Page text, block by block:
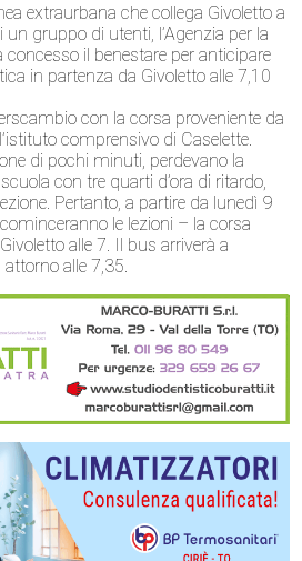
extraurbana che collega Givoletto a
un gruppo di utenti, l’Agenzia per la
il benestare per anticipare
in partenza da Givoletto alle 7,10
con la corsa proveniente da
comprensivo di Caselette.
di pochi minuti, perdevano la
con tre quarti d’ora di ritardo,
Pertanto, a partire da lunedì 9
le lezioni – la corsa
alle 7. Il bus arriverà a
alle 7,35.